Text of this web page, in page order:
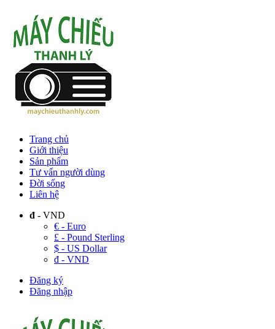
Trang chủ
Giới thiệu
Sản phẩm
Tư vấn người dùng
Đời sống
Liên hệ
đ - VND
€ - Euro
£ - Pound Sterling
$ - US Dollar
đ - VND
Đăng ký
Đăng nhập